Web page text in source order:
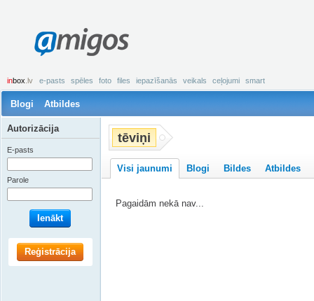
amigos
inbox .lv e-pasts spēles foto files iepazīšanās veikals ceļojumi smart
Blogi Atbildes
tēviņi
Visi jaunumi Blogi Bildes Atbildes
Pagaidām nekā nav...
Autorizācija
E-pasts
Parole
Ienākt
Reģistrācija